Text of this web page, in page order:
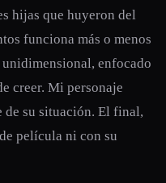
hijas que huyeron del
funciona más o menos
enfocado
creer. Mi personaje
de su situación. El final,
película ni con su